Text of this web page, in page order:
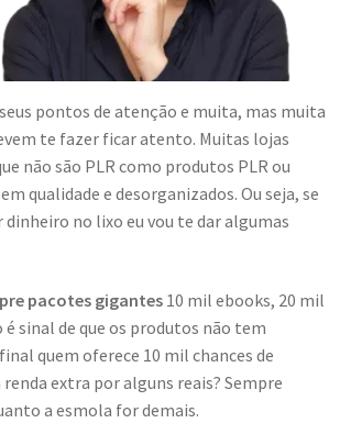
pontos de atenção e muita, mas muita
te fazer ficar atento. Muitas lojas
não são PLR como produtos PLR ou
qualidade e desorganizados. Ou seja, se
dinheiro no lixo eu vou te dar algumas
pacotes gigantes10 mil ebooks, 20 mil
é sinal de que os produtos não tem
quem oferece 10 mil chances de
extra por alguns reais? Sempre
a esmola for demais.